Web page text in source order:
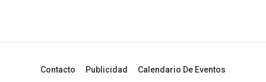
Contacto Publicidad Calendario De Eventos